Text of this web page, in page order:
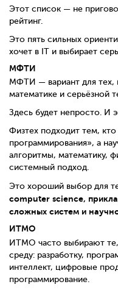
Этот список — не
рейтинг.
Это пять сильных
хочет в IT и выбирает
МФТИ
МФТИ — вариант для тех,
математике и серьёзной
Здесь будет непросто. И
Физтех подходит тем,
программирования», а
алгоритмы, математику,
системный подход.
Это хороший выбор для
computer science,
сложных систем и
ИТМО
ИТМО часто выбирают
среду: разработку,
интеллект, цифровые
программирование.